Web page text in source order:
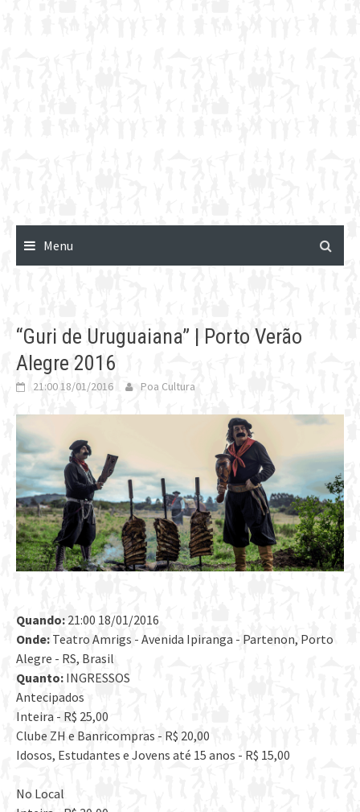
Menu
“Guri de Uruguaiana” | Porto Verão
Alegre 2016
21:00 18/01/2016 Poa Cultura
Quando: 21:00 18/01/2016
Onde: Teatro Amrigs - Avenida Ipiranga - Partenon, Porto
Alegre - RS, Brasil
Quanto: INGRESSOS
Antecipados
Inteira - R$ 25,00
Clube ZH e Banricompras - R$ 20,00
Idosos, Estudantes e Jovens até 15 anos - R$ 15,00
No Local